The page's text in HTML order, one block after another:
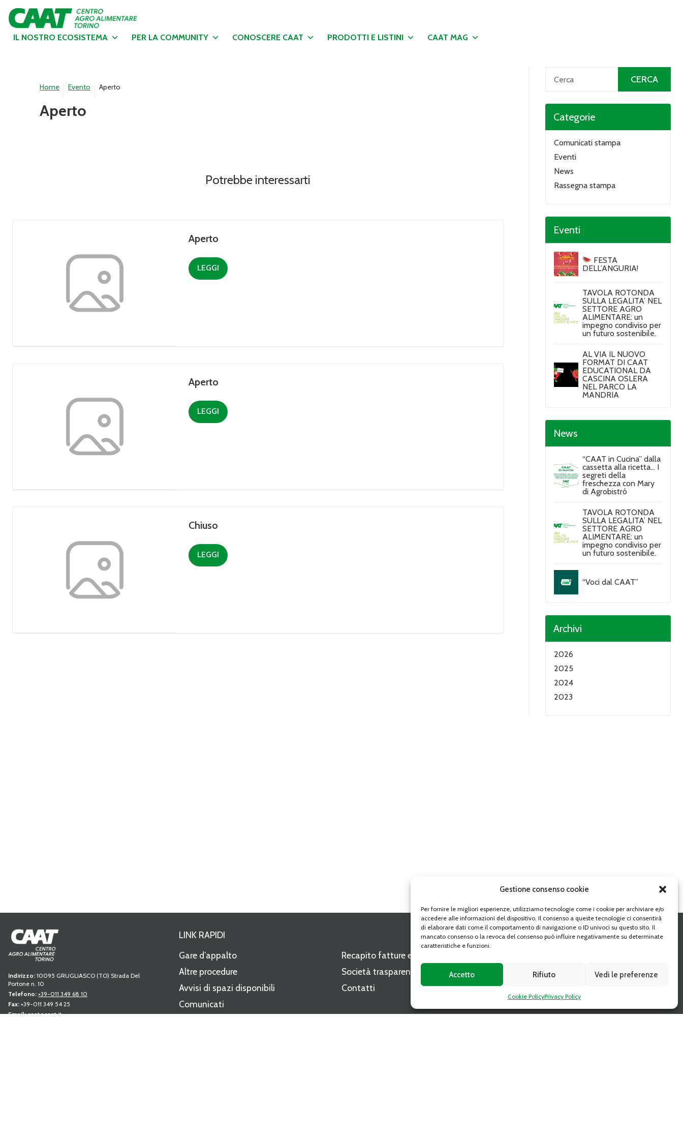
Gestione consenso cookie
Per fornire le migliori esperienze, utilizziamo tecnologie come i cookie per archiviare e/o
accedere alle informazioni del dispositivo. Il consenso a queste tecnologie ci consentirà
di elaborare dati come il comportamento di navigazione o ID univoci su questo sito. Il
mancato consenso o la revoca del consenso può influire negativamente su determinate
caratteristiche e funzioni.
Accetto Rifiuto Vedi le preferenze
Cookie PolicyPrivacy Policy
IL NOSTRO ECOSISTEMA PER LA COMMUNITY CONOSCERE CAAT PRODOTTI E LISTINI CAAT MAG
Home Evento Aperto
Aperto
Potrebbe interessarti
Aperto
LEGGI
Aperto
LEGGI
Chiuso
LEGGI
Categorie
Comunicati stampa
Eventi
News
Rassegna stampa
Eventi
FESTA
DELL’ANGURIA!
TAVOLA ROTONDA
SULLA LEGALITA’ NEL
SETTORE AGRO
ALIMENTARE: un
impegno condiviso per
un futuro sostenibile.
AL VIA IL NUOVO
FORMAT DI CAAT
EDUCATIONAL DA
CASCINA OSLERA
NEL PARCO LA
MANDRIA
News
“CAAT in Cucina” dalla
cassetta alla ricetta… I
segreti della
freschezza con Mary
di Agrobistró
TAVOLA ROTONDA
SULLA LEGALITA’ NEL
SETTORE AGRO
ALIMENTARE: un
impegno condiviso per
un futuro sostenibile.
“Voci dal CAAT”
Archivi
2026
2025
2024
2023
Indirizzo: 10095 GRUGLIASCO (TO) Strada Del
Portone n. 10
Telefono: +39-011 349 68 10
Fax: +39-011 349 54 25
Email: caat@caat.it
LINK RAPIDI
Gare d’appalto
Altre procedure
Avvisi di spazi disponibili
Comunicati
Recapito fatture elettroniche
Società trasparente
Contatti
SEGUI